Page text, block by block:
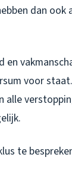
dan ook
en
voor
alle
te